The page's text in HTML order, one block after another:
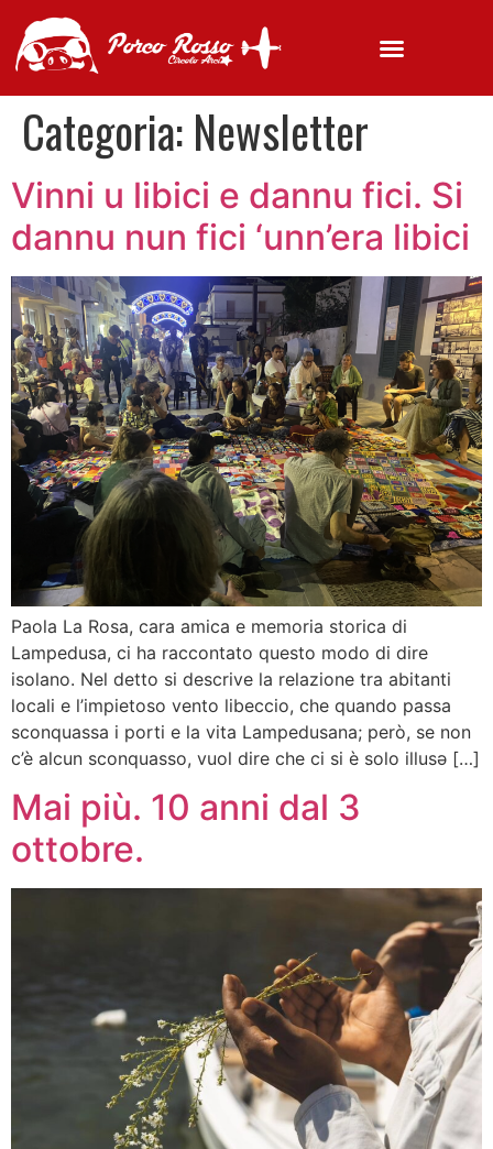
Categoria: Newsletter
Vinni u libici e dannu fici. Si
dannu nun fici ‘unn’era libici
Paola La Rosa, cara amica e memoria storica di
Lampedusa, ci ha raccontato questo modo di dire
isolano. Nel detto si descrive la relazione tra abitanti
locali e l’impietoso vento libeccio, che quando passa
sconquassa i porti e la vita Lampedusana; però, se non
c’è alcun sconquasso, vuol dire che ci si è solo illusǝ […]
Mai più. 10 anni dal 3
ottobre.